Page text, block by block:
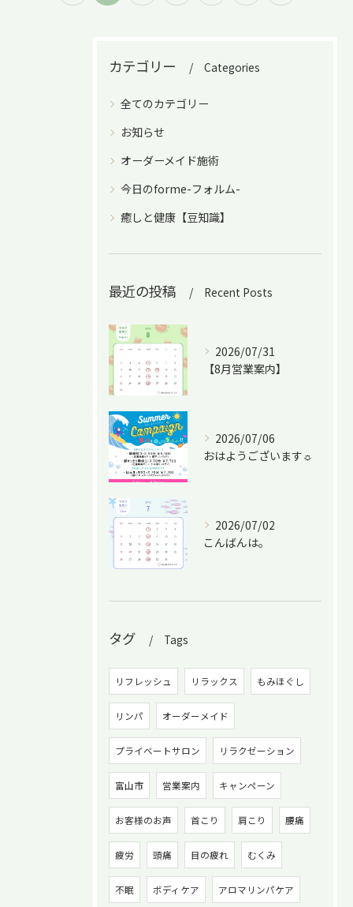
カテゴリー Categories
全てのカテゴリー
お知らせ
オーダーメイド施術
今日のforme-フォルム-
癒しと健康【豆知識】
最近の投稿 Recent Posts
2026/07/31
【8月営業案内】
2026/07/06
おはようございます☼
2026/07/02
こんばんは。
タグ Tags
リフレッシュ リラックス もみほぐし
リンパ オーダーメイド
プライベートサロン リラクゼーション
富山市 営業案内 キャンペーン
お客様のお声 首こり 肩こり 腰痛
疲労 頭痛 目の疲れ むくみ
不眠 ボディケア アロマリンパケア